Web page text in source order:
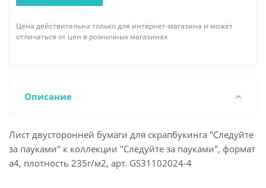
Цена действительна только для интернет-магазина и может
отличаться от цен в розничных магазинах
Описание
Лист двусторонней бумаги для скрапбукинга "Следуйте
за пауками" к коллекции "Следуйте за пауками", формат
а4, плотность 235г/м2, арт. GS31102024-4